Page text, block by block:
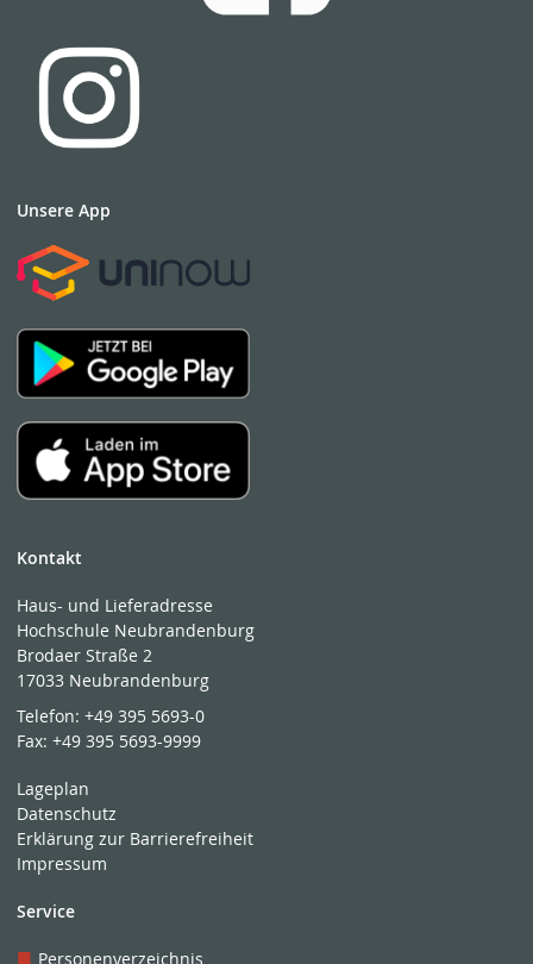
Unsere App
Kontakt
Haus- und Lieferadresse
Hochschule Neubrandenburg
Brodaer Straße 2
17033 Neubrandenburg
Telefon:+49 395 5693-0
Fax:+49 395 5693-9999
Lageplan
Datenschutz
Erklärung zur Barrierefreiheit
Impressum
Service
Personenverzeichnis